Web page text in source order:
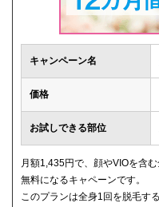
キャンペーン名
価格
お試しできる部位
月額1,435円で、顔やVIOを含
無料になるキャペーンです。
このプランは全身1回を脱毛す